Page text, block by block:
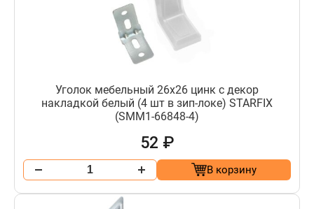
Уголок мебельный 26х26 цинк с декор
накладкой белый (4 шт в зип-локе) STARFIX
(SMM1-66848-4)
52 ₽
В корзину